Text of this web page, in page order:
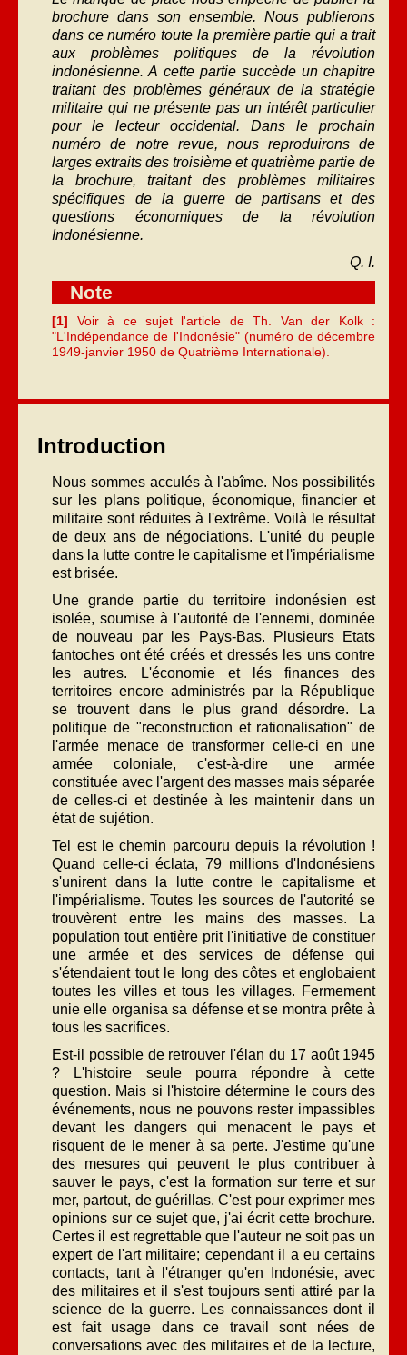
brochure dans son ensemble. Nous publierons
dans ce numéro toute la première partie qui a trait
aux problèmes politiques de la révolution
indonésienne. A cette partie succède un chapitre
traitant des problèmes généraux de la stratégie
militaire qui ne présente pas un intérêt particulier
pour le lecteur occidental. Dans le prochain
numéro de notre revue, nous reproduirons de
larges extraits des troisième et quatrième partie de
la brochure, traitant des problèmes militaires
spécifiques de la guerre de partisans et des
questions économiques de la révolution
Indonésienne.
Q. I.
Note
[1] Voir à ce sujet l'article de Th. Van der Kolk :
"L'Indépendance de l'Indonésie" (numéro de décembre
1949-janvier 1950 de Quatrième Internationale).
Introduction
Nous sommes acculés à l'abîme. Nos possibilités
sur les plans politique, économique, financier et
militaire sont réduites à l'extrême. Voilà le résultat
de deux ans de négociations. L'unité du peuple
dans la lutte contre le capitalisme et l'impérialisme
est brisée.
Une grande partie du territoire indonésien est
isolée, soumise à l'autorité de l'ennemi, dominée
de nouveau par les Pays-Bas. Plusieurs Etats
fantoches ont été créés et dressés les uns contre
les autres. L'économie et lés finances des
territoires encore administrés par la République
se trouvent dans le plus grand désordre. La
politique de "reconstruction et rationalisation" de
l'armée menace de transformer celle-ci en une
armée coloniale, c'est-à-dire une armée
constituée avec l'argent des masses mais séparée
de celles-ci et destinée à les maintenir dans un
état de sujétion.
Tel est le chemin parcouru depuis la révolution !
Quand celle-ci éclata, 79 millions d'Indonésiens
s'unirent dans la lutte contre le capitalisme et
l'impérialisme. Toutes les sources de l'autorité se
trouvèrent entre les mains des masses. La
population tout entière prit l'initiative de constituer
une armée et des services de défense qui
s'étendaient tout le long des côtes et englobaient
toutes les villes et tous les villages. Fermement
unie elle organisa sa défense et se montra prête à
tous les sacrifices.
Est-il possible de retrouver l'élan du 17 août 1945
? L'histoire seule pourra répondre à cette
question. Mais si l'histoire détermine le cours des
événements, nous ne pouvons rester impassibles
devant les dangers qui menacent le pays et
risquent de le mener à sa perte. J'estime qu'une
des mesures qui peuvent le plus contribuer à
sauver le pays, c'est la formation sur terre et sur
mer, partout, de guérillas. C'est pour exprimer mes
opinions sur ce sujet que, j'ai écrit cette brochure.
Certes il est regrettable que l'auteur ne soit pas un
expert de l'art militaire; cependant il a eu certains
contacts, tant à l'étranger qu'en Indonésie, avec
des militaires et il s'est toujours senti attiré par la
science de la guerre. Les connaissances dont il
est fait usage dans ce travail sont nées de
conversations avec des militaires et de la lecture,